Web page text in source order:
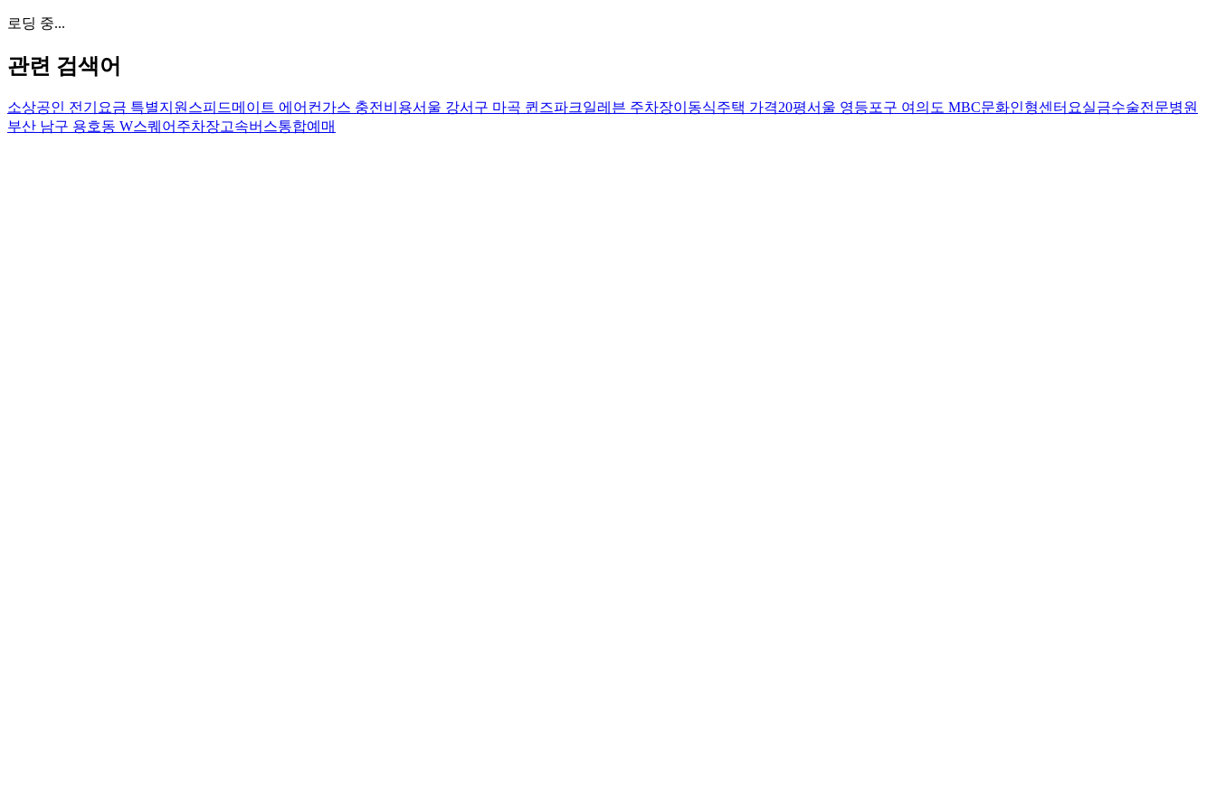
로딩 중...
관련 검색어
소상공인 전기요금 특별지원 스피드메이트 에어컨가스 충전비용서울 강서구 마곡 퀸즈파크일레븐 주차장이동식주택 가격20평서울 영등포구 여의도 MBC문화인형센터 요실금수술전문병원
부산 남구 용호동 W스퀘어주차장고속버스통합예매